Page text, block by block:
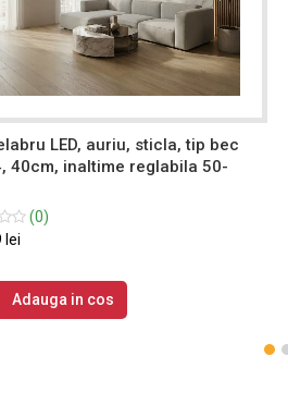
LED, auriu, sticla, tip bec
40cm, inaltime reglabila 50-
(0)
lei
Adauga in cos